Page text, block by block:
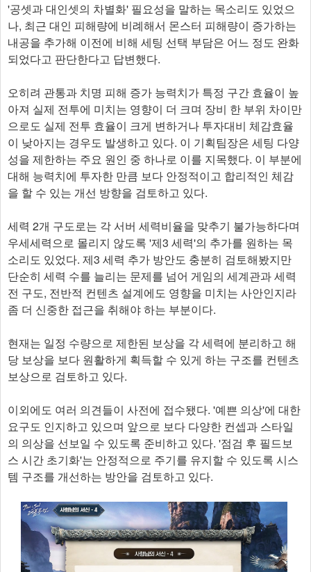
'공셋과 대인셋의 차별화' 필요성을 말하는 목소리도 있었으
나, 최근 대인 피해량에 비례해서 몬스터 피해량이 증가하는
내공을 추가해 이전에 비해 세팅 선택 부담은 어느 정도 완화
되었다고 판단한다고 답변했다.
오히려 관통과 치명 피해 증가 능력치가 특정 구간 효율이 높
아져 실제 전투에 미치는 영향이 더 크며 장비 한 부위 차이만
으로도 실제 전투 효율이 크게 변하거나 투자대비 체감효율
이 낮아지는 경우도 발생하고 있다. 이 기획팀장은 세팅 다양
성을 제한하는 주요 원인 중 하나로 이를 지목했다. 이 부분에
대해 능력치에 투자한 만큼 보다 안정적이고 합리적인 체감
을 할 수 있는 개선 방향을 검토하고 있다.
세력 2개 구도로는 각 서버 세력비율을 맞추기 불가능하다며
우세세력으로 몰리지 않도록 '제3 세력'의 추가를 원하는 목
소리도 있었다. 제3 세력 추가 방안도 충분히 검토해봤지만
단순히 세력 수를 늘리는 문제를 넘어 게임의 세계관과 세력
전 구도, 전반적 컨텐츠 설계에도 영향을 미치는 사안인지라
좀 더 신중한 접근을 취해야 하는 부분이다.
현재는 일정 수량으로 제한된 보상을 각 세력에 분리하고 해
당 보상을 보다 원활하게 획득할 수 있게 하는 구조를 컨텐츠
보상으로 검토하고 있다.
이외에도 여러 의견들이 사전에 접수됐다. '예쁜 의상'에 대한
요구도 인지하고 있으며 앞으로 보다 다양한 컨셉과 스타일
의 의상을 선보일 수 있도록 준비하고 있다. '점검 후 필드보
스 시간 초기화'는 안정적으로 주기를 유지할 수 있도록 시스
템 구조를 개선하는 방안을 검토하고 있다.